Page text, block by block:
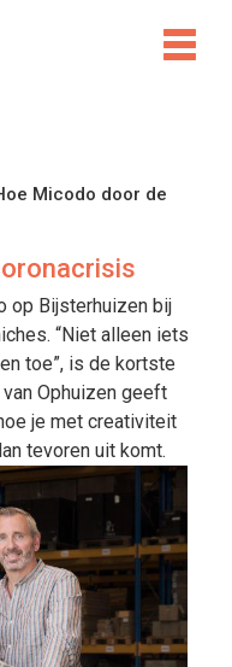
Micodo door de
op Bijsterhuizen bij
“Niet alleen iets
toe”, is de kortste
Ophuizen geeft
je met creativiteit
tevoren uit komt.